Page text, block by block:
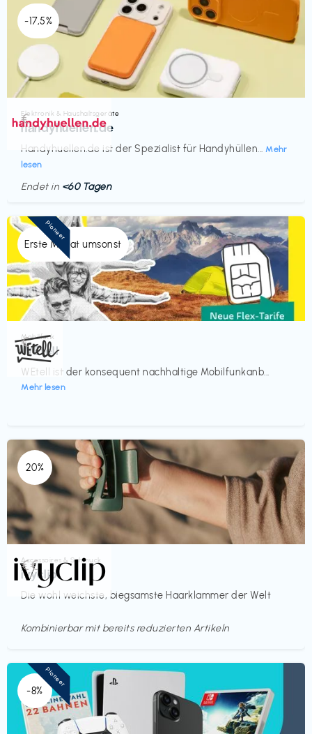
-17,5%
Elektronik & Haushaltsgeräte
handyhuellen.de
Handyhuellen.de ist der Spezialist für Handyhüllen... Mehr
lesen
€‎
Endet in <60 Tagen
Erste Monat umsonst
Mobilfunk
WEtell
WEtell ist der konsequent nachhaltige Mobilfunkanb...
Mehr lesen
€‎
Pioneer
20%
Accessoires & Schmuck
ivyclip
Die wohl weichste, biegsamste Haarklammer der Welt
€€‎
Kombinierbar mit bereits reduzierten Artikeln
-8%
Pioneer